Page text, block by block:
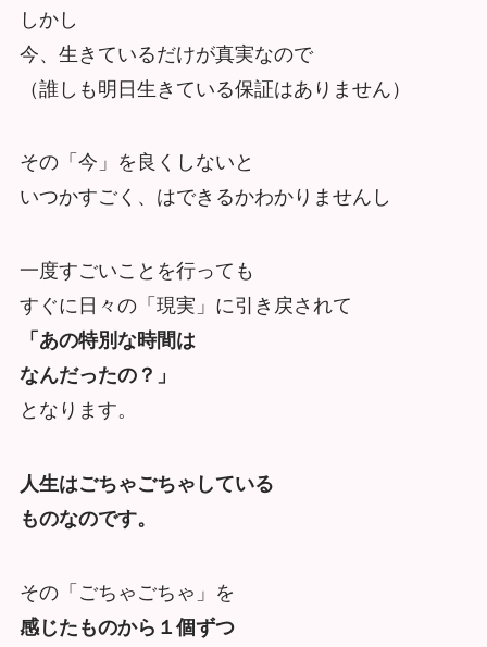
しかし
今、生きているだけが真実なので
（誰しも明日生きている保証はありません）
その「今」を良くしないと
いつかすごく、はできるかわかりませんし
一度すごいことを行っても
すぐに日々の「現実」に引き戻されて
「あの特別な時間は
なんだったの？」
となります。
人生はごちゃごちゃしている
ものなのです。
その「ごちゃごちゃ」を
感じたものから１個ずつ